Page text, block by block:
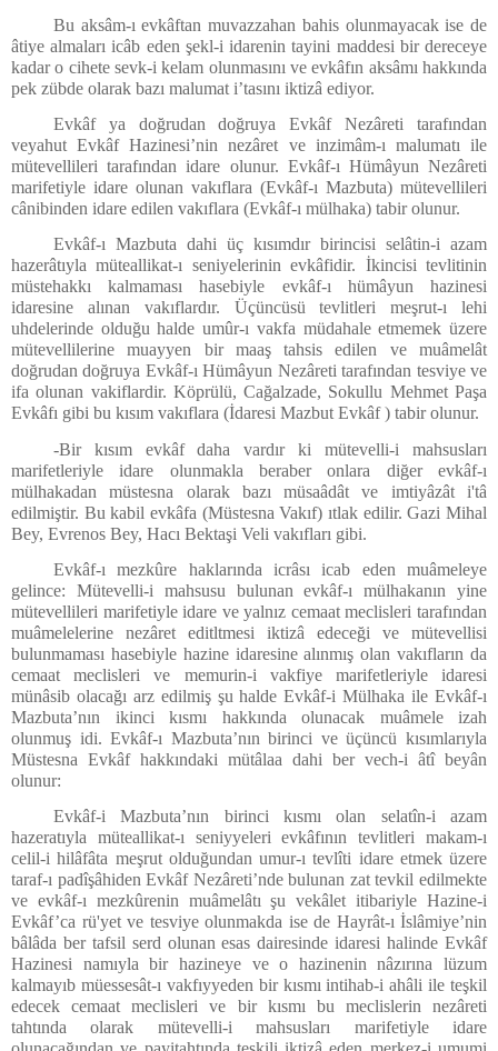
Bu aksâm-ı evkâftan muvazzahan bahis olunmayacak ise de
âtiye almaları icâb eden şekl-i idarenin tayini maddesi bir dereceye
kadar o cihete sevk-i kelam olunmasını ve evkâfın aksâmı hakkında
pek zübde olarak bazı malumat i’tasını iktizâ ediyor.
Evkâf ya doğrudan doğruya Evkâf Nezâreti tarafından
veyahut Evkâf Hazinesi’nin nezâret ve inzimâm-ı malumatı ile
mütevellileri tarafından idare olunur. Evkâf-ı Hümâyun Nezâreti
marifetiyle idare olunan vakıflara (Evkâf-ı Mazbuta) mütevellileri
cânibinden idare edilen vakıflara (Evkâf-ı mülhaka) tabir olunur.
Evkâf-ı Mazbuta dahi üç kısımdır birincisi selâtin-i azam
hazerâtıyla müteallikat-ı seniyelerinin evkâfidir. İkincisi tevlitinin
müstehakkı kalmaması hasebiyle evkâf-ı hümâyun hazinesi
idaresine alınan vakıflardır. Üçüncüsü tevlitleri meşrut-ı lehi
uhdelerinde olduğu halde umûr-ı vakfa müdahale etmemek üzere
mütevellilerine muayyen bir maaş tahsis edilen ve muâmelât
doğrudan doğruya Evkâf-ı Hümâyun Nezâreti tarafından tesviye ve
ifa olunan vakiflardir. Köprülü, Cağalzade, Sokullu Mehmet Paşa
Evkâfı gibi bu kısım vakıflara (İdaresi Mazbut Evkâf ) tabir olunur.
-Bir kısım evkâf daha vardır ki mütevelli-i mahsusları
marifetleriyle idare olunmakla beraber onlara diğer evkâf-ı
mülhakadan müstesna olarak bazı müsaâdât ve imtiyâzât i'tâ
edilmiştir. Bu kabil evkâfa (Müstesna Vakıf) ıtlak edilir. Gazi Mihal
Bey, Evrenos Bey, Hacı Bektaşi Veli vakıfları gibi.
Evkâf-ı mezkûre haklarında icrâsı icab eden muâmeleye
gelince: Mütevelli-i mahsusu bulunan evkâf-ı mülhakanın yine
mütevellileri marifetiyle idare ve yalnız cemaat meclisleri tarafından
muâmelelerine nezâret editltmesi iktizâ edeceği ve mütevellisi
bulunmaması hasebiyle hazine idaresine alınmış olan vakıfların da
cemaat meclisleri ve memurin-i vakfiye marifetleriyle idaresi
münâsib olacağı arz edilmiş şu halde Evkâf-i Mülhaka ile Evkâf-ı
Mazbuta’nın ikinci kısmı hakkında olunacak muâmele izah
olunmuş idi. Evkâf-ı Mazbuta’nın birinci ve üçüncü kısımlarıyla
Müstesna Evkâf hakkındaki mütâlaa dahi ber vech-i âtî beyân
olunur:
Evkâf-i Mazbuta’nın birinci kısmı olan selatîn-i azam
hazeratıyla müteallikat-ı seniyyeleri evkâfının tevlitleri makam-ı
celil-i hilâfâta meşrut olduğundan umur-ı tevlîti idare etmek üzere
taraf-ı padîşâhiden Evkâf Nezâreti’nde bulunan zat tevkil edilmekte
ve evkâf-ı mezkûrenin muâmelâtı şu vekâlet itibariyle Hazine-i
Evkâf’ca rü'yet ve tesviye olunmakda ise de Hayrât-ı İslâmiye’nin
bâlâda ber tafsil serd olunan esas dairesinde idaresi halinde Evkâf
Hazinesi namıyla bir hazineye ve o hazinenin nâzırına lüzum
kalmayıb müessesât-ı vakfıyyeden bir kısmı intihab-i ahâli ile teşkil
edecek cemaat meclisleri ve bir kısmı bu meclislerin nezâreti
tahtında olarak mütevelli-i mahsusları marifetiyle idare